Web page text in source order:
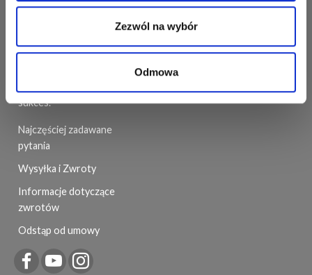
Zezwól na wybór
Odmowa
konkurencyjnych cenach.
klienta, aby twój projekt
szydełkowania lub robienia
sukces.
Najczęściej zadawane
pytania
Wysyłka i Zwroty
Informacje dotyczące
zwrotów
Odstąp od umowy
życzeń
Historia